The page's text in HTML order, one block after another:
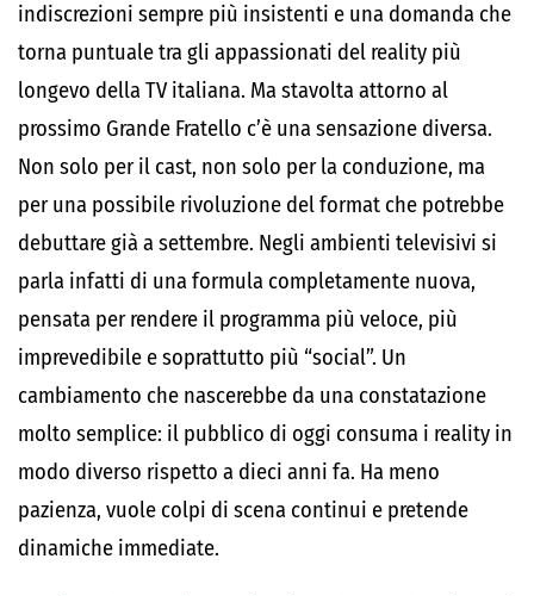
indiscrezioni sempre più insistenti e una domanda che
torna puntuale tra gli appassionati del reality più
longevo della TV italiana. Ma stavolta attorno al
prossimo Grande Fratello c’è una sensazione diversa.
Non solo per il cast, non solo per la conduzione, ma
per una possibile rivoluzione del format che potrebbe
debuttare già a settembre. Negli ambienti televisivi si
parla infatti di una formula completamente nuova,
pensata per rendere il programma più veloce, più
imprevedibile e soprattutto più “social”. Un
cambiamento che nascerebbe da una constatazione
molto semplice: il pubblico di oggi consuma i reality in
modo diverso rispetto a dieci anni fa. Ha meno
pazienza, vuole colpi di scena continui e pretende
dinamiche immediate.